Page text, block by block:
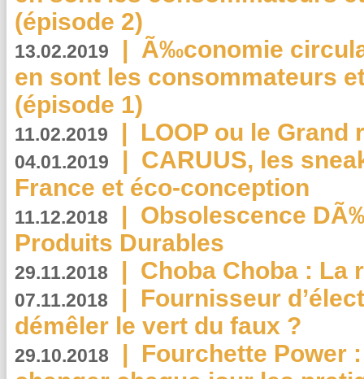
(épisode 2)
13.02.2019 | Ã‰conomie
en sont les consommateurs
(épisode 1)
11.02.2019 | LOOP ou le Grand
04.01.2019 | CARUUS, les
France et éco-conception
11.12.2018 | Obsolescence
Produits Durables
29.11.2018 | Choba Choba : La
07.11.2018 | Fournisseur
démêler le vert du faux ?
29.10.2018 | Fourchette Power